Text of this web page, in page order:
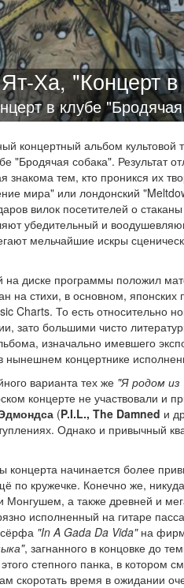
Ят-Ха, "Концерт
в клубе
концертный альбом культовой
"Бродячая собака".
знакома тем, кто проникся их
мира" или лондонский
вилок посетителей о
убедительный и
мельчайшие искры
диске программы положил
на стихи, в основном,
Charts. То есть
зато большими чисто
изначально имевшего
нынешнем концертнике
варианта тех же "Я родом
концерте не участвовали и
(P.I.L., The Damned и
Однако и привычный
концерта начинается более
по кружечке. Конечно же,
Монгушем, а также древней и
исполненный на гитаре
"In A Gada Da Vida"на
, загнанного в концовке до
этого степного панка, в
скоротать время в ожидании